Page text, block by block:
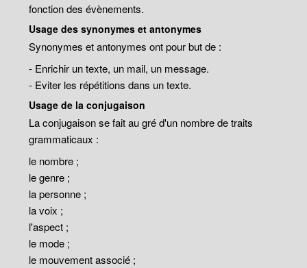
fonction des évènements.
Usage des synonymes et antonymes
Synonymes et antonymes ont pour but de :
- Enrichir un texte, un mail, un message.
- Eviter les répétitions dans un texte.
Usage de la conjugaison
La conjugaison se fait au gré d'un nombre de traits
grammaticaux :
le nombre ;
le genre ;
la personne ;
la voix ;
l'aspect ;
le mode ;
le mouvement associé ;